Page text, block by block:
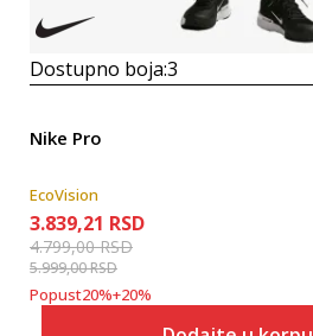
Dostupno boja:3
Nike Pro
EcoVision
3.839,21 RSD
4.799,00RSD
5.999,00RSD
Popust20%+20%